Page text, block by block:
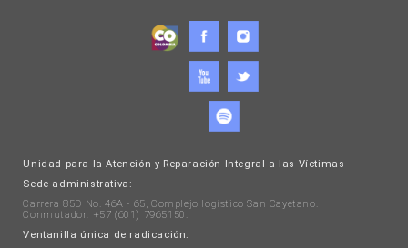
Unidad para la Atención y Reparación Integral a las Víctimas
Sede administrativa:
Carrera 85D No. 46A - 65, Complejo logístico San Cayetano.
Conmutador: +57 (601) 7965150.
Ventanilla única de radicación: